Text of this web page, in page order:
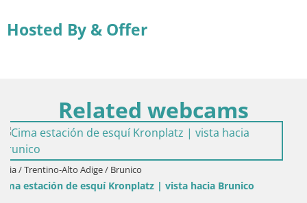
Hosted By & Offer
Related webcams
Brunico